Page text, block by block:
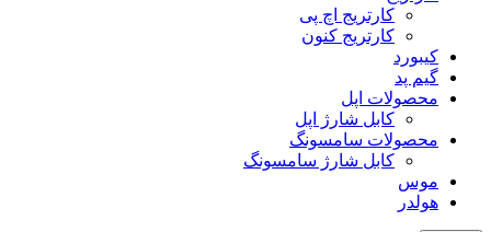
کارتریج اچ پی
کارتریج کنون
کیبورد
گیم پد
محصولات اپل
کابل شارژ اپل
محصولات سامسونگ
کابل شارژ سامسونگ
موس
هولدر